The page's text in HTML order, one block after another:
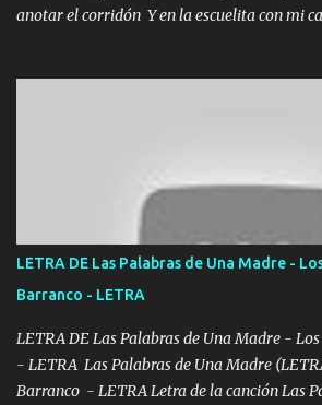
anotar el corridón Y en la escuelita con mi
verde se le extraña pa que sepan Aquí Pura
POR CLAVE ES EL CALI 4 EN LA CIUDAD
tirante andamos mi carnal atento a
se ve limpio el camino nos confiamos al
misma piedra me vuelvo a tropezar Cuando
en corto me tiró a per...
LETRA DE Las Palabras de Una Madre -
Barranco - LETRA
LETRA DE Las Palabras de Una Madre -
- LETRA Las Palabras de Una Madre
Barranco - LETRA Letra de la canción Las